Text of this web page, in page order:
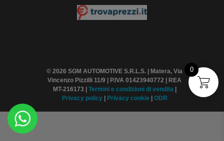
© 2026 SGM AUTOMOTIVE S.R.L.S. | Matera, Via
Vincenzo Pizzilli 11/9 | P.IVA 01423940772 | REA
MT-216173 | Termini e condizioni di vendita |
Privacy policy | Privacy cookie | ODR
0